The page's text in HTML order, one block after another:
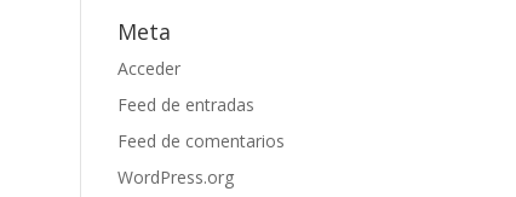
Meta
Acceder
Feed de entradas
Feed de comentarios
WordPress.org